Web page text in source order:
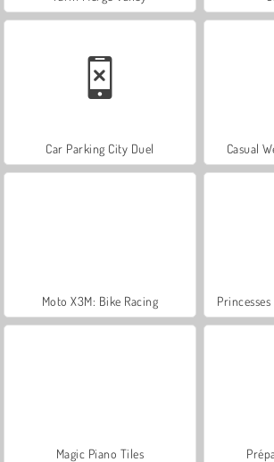
Car Parking City Duel Casual
Moto X3M: Bike Racing
Magic Piano Tiles